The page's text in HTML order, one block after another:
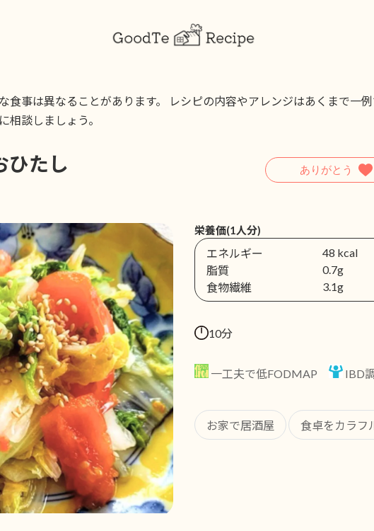
食事は異なることがあります。 レシピの内容やアレンジはあくまで一
相談しましょう。
ひたし
栄養価(1人分)
エネルギー 48 kcal
脂質
0.7g
食物繊維
3.1g
10分
一工夫で低FODMAP IBD
お家で居酒屋 食卓をカラフ